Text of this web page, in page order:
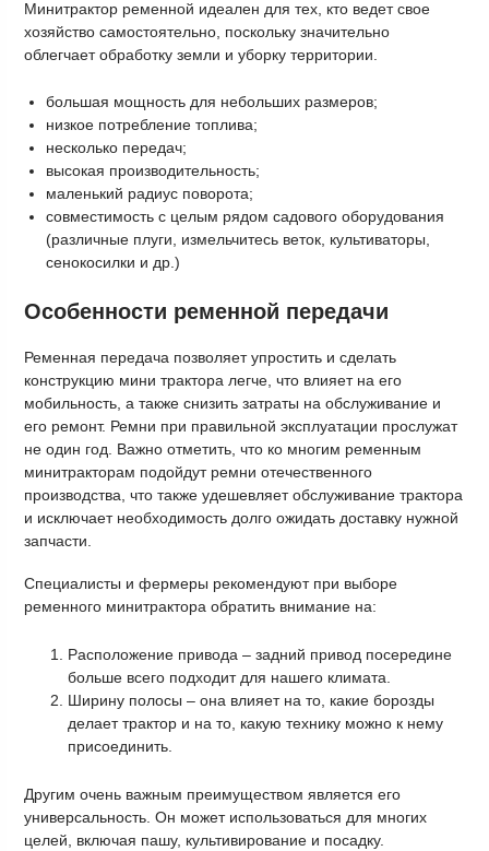
Минитрактор ременной идеален для тех, кто ведет свое
хозяйство самостоятельно, поскольку значительно
облегчает обработку земли и уборку территории.
большая мощность для небольших размеров;
низкое потребление топлива;
несколько передач;
высокая производительность;
маленький радиус поворота;
совместимость с целым рядом садового оборудования
(различные плуги, измельчитесь веток, культиваторы,
сенокосилки и др.)
Особенности ременной передачи
Ременная передача позволяет упростить и сделать
конструкцию мини трактора легче, что влияет на его
мобильность, а также снизить затраты на обслуживание и
его ремонт. Ремни при правильной эксплуатации прослужат
не один год. Важно отметить, что ко многим ременным
минитракторам подойдут ремни отечественного
производства, что также удешевляет обслуживание трактора
и исключает необходимость долго ожидать доставку нужной
запчасти.
Специалисты и фермеры рекомендуют при выборе
ременного минитрактора обратить внимание на:
Расположение привода – задний привод посередине
больше всего подходит для нашего климата.
Ширину полосы – она влияет на то, какие борозды
делает трактор и на то, какую технику можно к нему
присоединить.
Другим очень важным преимуществом является его
универсальность. Он может использоваться для многих
целей, включая пашу, культивирование и посадку.